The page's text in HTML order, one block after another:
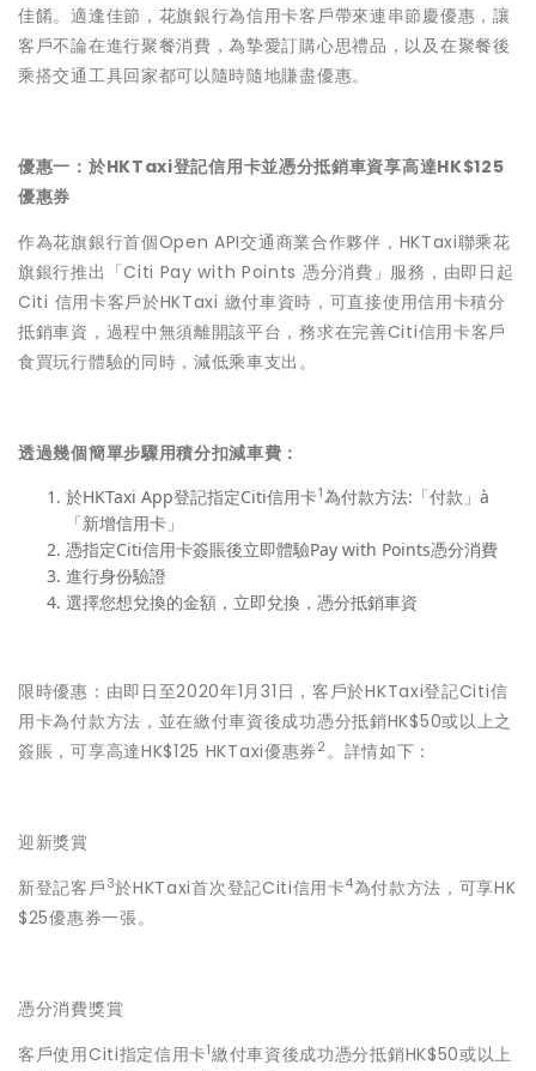
佳餚。適逢佳節，花旗銀行為信用卡客戶帶來連串節慶優惠，讓
客戶不論在進行聚餐消費，為摯愛訂購心思禮品，以及在聚餐後
乘搭交通工具回家都可以隨時隨地賺盡優惠。
優惠一：於HKTaxi登記信用卡並憑分抵銷車資享高達HK$125
優惠券
作為花旗銀行首個Open API交通商業合作夥伴，HKTaxi聯乘花
旗銀行推出「Citi Pay with Points 憑分消費」服務，由即日起
Citi 信用卡客戶於HKTaxi 繳付車資時，可直接使用信用卡積分
抵銷車資，過程中無須離開該平台，務求在完善Citi信用卡客戶
食買玩行體驗的同時，減低乘車支出。
透過幾個簡單步驟用積分扣減車費：
於HKTaxi App登記指定Citi信用卡1為付款方法:「付款」à
「新增信用卡」
憑指定Citi信用卡簽賬後立即體驗Pay with Points憑分消費
進行身份驗證
選擇您想兌換的金額，立即兌換，憑分抵銷車資
限時優惠：由即日至2020年1月31日，客戶於HKTaxi登記Citi信
用卡為付款方法，並在繳付車資後成功憑分抵銷HK$50或以上之
簽賬，可享高達HK$125 HKTaxi優惠券 2。詳情如下：
迎新獎賞
新登記客戶 3於HKTaxi首次登記Citi信用卡4為付款方法，可享HK
$25優惠券一張。
憑分消費獎賞
客戶使用Citi指定信用卡1繳付車資後成功憑分抵銷HK$50或以上